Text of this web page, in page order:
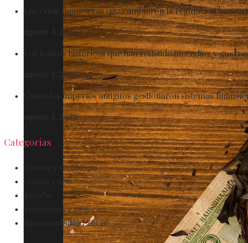
Las crisis financieras que cambiaron la regulación
agosto 4, 2026
Los teatros históricos que han resistido incendios y
agosto 3, 2026
Cómo los imperios antiguos gestionaron sistemas
agosto 3, 2026
Categorías
Ciencia y tecnología
Cultura y ocio
Inversiones y negocios
Responsabilidad Social